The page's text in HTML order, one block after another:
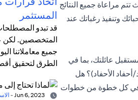
تتم مراعاة جميع النتائج
وتنفيذ رغباتك عند
عائلتك، بما في
أحفاد الأحفاد)؟ هل
في كل خطوة من خطوات
المستثمر
قد تبدو
المتخصصين. لكن
جميع معاملاتنا
الطرق لتحقيق
-